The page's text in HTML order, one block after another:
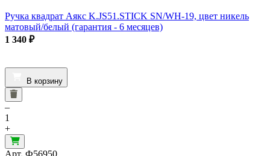
Ручка квадрат Аякс K.JS51.STICK SN/WH-19, цвет никель
матовый/белый (гарантия - 6 месяцев)
1 340 ₽
В корзину
–
1
+
Арт. Ф56950